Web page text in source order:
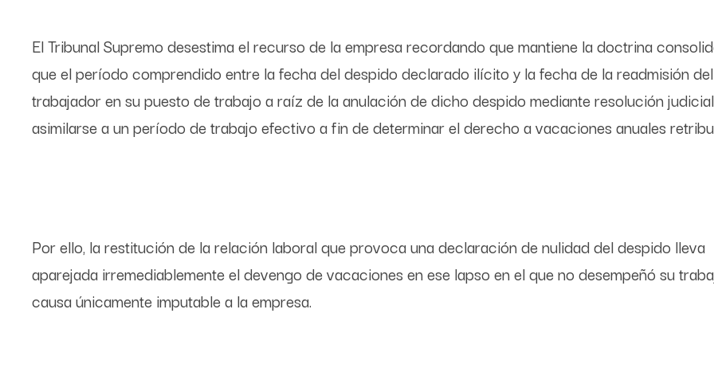
El Tribunal Supremo desestima el recurso de la empresa recordando que mantiene la doctrina
que el período comprendido entre la fecha del despido declarado ilícito y la fecha de la readmisión del
trabajador en su puesto de trabajo a raíz de la anulación de dicho despido mediante resolución
asimilarse a un período de trabajo efectivo a fin de determinar el derecho a vacaciones anuales
Por ello, la restitución de la relación laboral que provoca una declaración de nulidad del despido lleva
aparejada irremediablemente el devengo de vacaciones en ese lapso en el que no desempeñó su
causa únicamente imputable a la empresa.